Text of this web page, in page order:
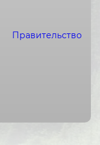
Правительство